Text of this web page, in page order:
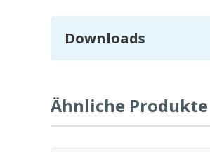
Downloads
Ähnliche Produkte